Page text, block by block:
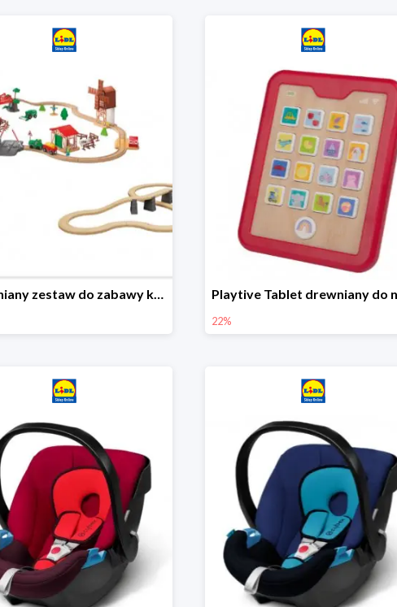
Drewniany zestaw do zabawy kolejką - farma i wiadukt
22%